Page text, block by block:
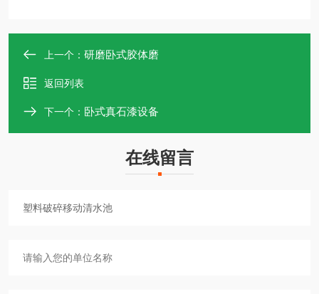
上一个： 研磨卧式胶体磨
返回列表
下一个： 卧式真石漆设备
在线留言